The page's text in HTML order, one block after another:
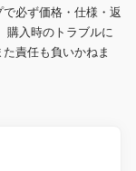
必ず価格・仕様・返
購入時のトラブルに
責任も負いかねま